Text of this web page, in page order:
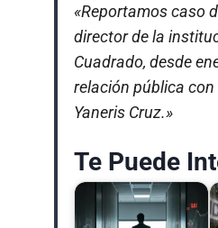
«Reportamos caso
director de la
Cuadrado, desde
relación pública
Yaneris Cruz.»
Te Puede